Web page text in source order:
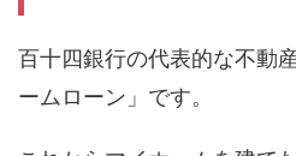
百十四銀行の代表的な不動
ームローン」です。